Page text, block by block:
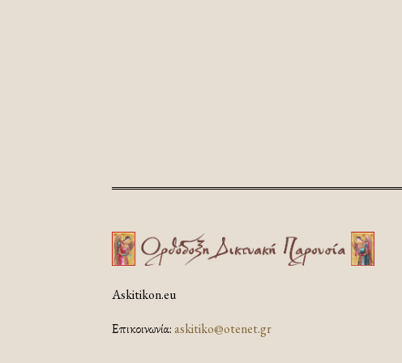
Askitikon.eu
Επικοινωνία:askitiko@otenet.gr